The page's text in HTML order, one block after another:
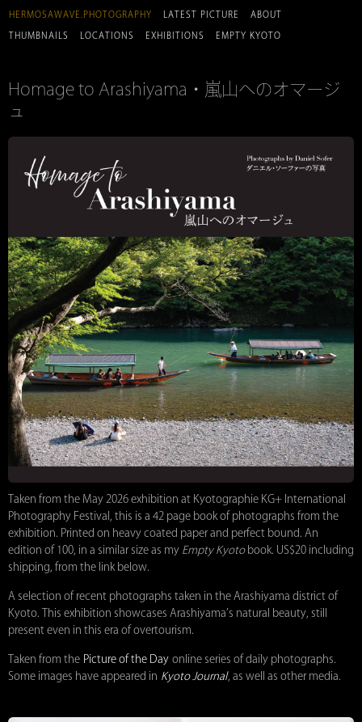
HERMOSAWAVE.PHOTOGRAPHY LATEST PICTURE ABOUT
THUMBNAILS LOCATIONS EXHIBITIONS EMPTY KYOTO
Homage to Arashiyama・嵐山へのオマージ
ュ
Taken from the May 2026 exhibition at Kyotographie KG+ International
Photography Festival, this is a 42 page book of photographs from the
exhibition. Printed on heavy coated paper and perfect bound. An
edition of 100, in a similar size as my Empty Kyotobook. US$20 including
shipping, from the link below.
A selection of recent photographs taken in the Arashiyama district of
Kyoto. This exhibition showcases Arashiyama’s natural beauty, still
present even in this era of overtourism.
Taken from the Picture of the Day online series of daily photographs.
Some images have appeared in Kyoto Journal, as well as other media.